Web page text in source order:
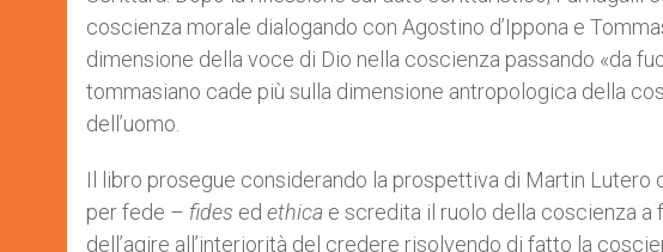
coscienza morale dialogando con Agostino d’Ippona e
dimensione della voce di Dio nella coscienza passando «da
tommasiano cade più sulla dimensione antropologica della
dell’uomo.
Il libro prosegue considerando la prospettiva di Martin Lutero
per fede – fides ed ethica e scredita il ruolo della coscienza a
dell’agire all’interiorità del credere risolvendo di fatto la